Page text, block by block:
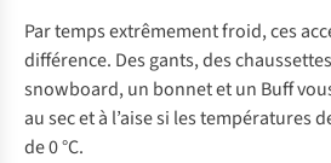
Par temps extrêmement froid, ces
différence. Des gants, des
snowboard, un bonnet et un Buff
au sec et à l’aise si les températures
de 0 °C.